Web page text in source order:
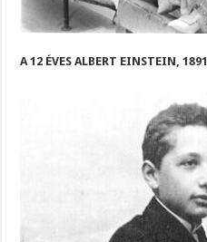
A 12 ÉVES ALBERT EINSTEIN, 1891